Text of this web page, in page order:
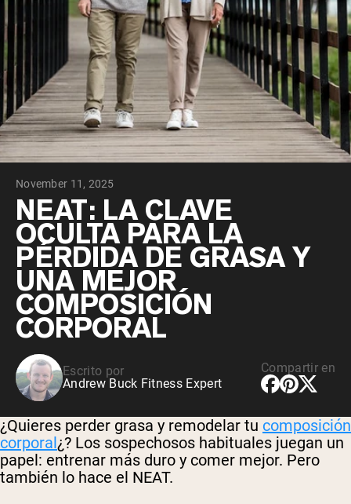
November 11, 2025
NEAT: LA CLAVE
OCULTA PARA LA
PÉRDIDA DE GRASA Y
UNA MEJOR
COMPOSICIÓN
CORPORAL
Escrito por
Andrew Buck Fitness Expert
Compartir en
¿Quieres perder grasa y remodelar tu composición
corporal¿? Los sospechosos habituales juegan un
papel: entrenar más duro y comer mejor. Pero
también lo hace el NEAT.